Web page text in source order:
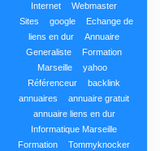
Internet
Webmaster
Sites
google
Echange de
liens en dur
Annuaire
Generaliste
Formation
Marseille
yahoo
Référenceur
backlink
annuaires
annuaire gratuit
annuaire liens en dur
Informatique Marseille
Formation
Tommyknocker